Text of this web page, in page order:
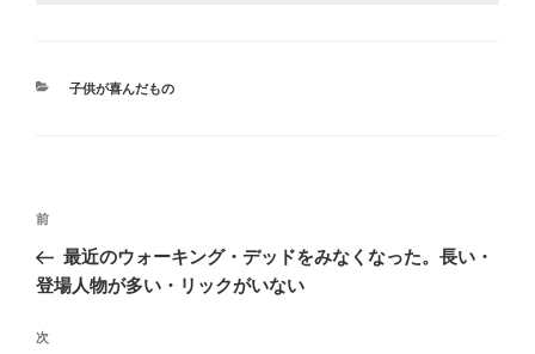
カ
子供が喜んだもの
投
ナ
ゲ
前
の
投
前
最近のウォーキング・デッドをみなくなった。長い・
登場人物が多い・リックがいない
次
次